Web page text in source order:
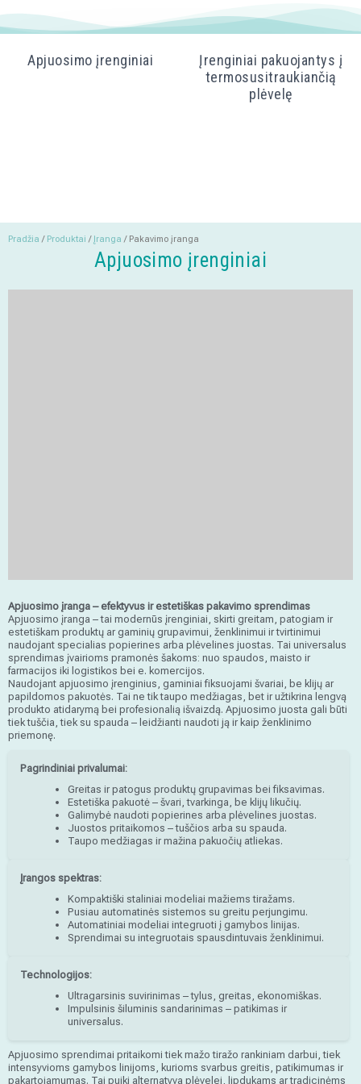
Apjuosimo įrenginiai
Įrenginiai pakuojantys į
termosusitraukiančią
plėvelę
Pradžia / Produktai / Įranga / Pakavimo įranga
Apjuosimo įrenginiai
ATS
pakavimo įranga
Siųsti užklausą
Apjuosimo įranga – efektyvus ir estetiškas pakavimo sprendimas
Apjuosimo įranga – tai modernūs įrenginiai, skirti greitam, patogiam ir
estetiškam produktų ar gaminių grupavimui, ženklinimui ir tvirtinimui
naudojant specialias popierines arba plėvelines juostas. Tai universalus
sprendimas įvairioms pramonės šakoms: nuo spaudos, maisto ir
farmacijos iki logistikos bei e. komercijos.
Naudojant apjuosimo įrenginius, gaminiai fiksuojami švariai, be klijų ar
papildomos pakuotės. Tai ne tik taupo medžiagas, bet ir užtikrina lengvą
produkto atidarymą bei profesionalią išvaizdą. Apjuosimo juosta gali būti
tiek tuščia, tiek su spauda – leidžianti naudoti ją ir kaip ženklinimo
priemonę.
Pagrindiniai privalumai:
Greitas ir patogus produktų grupavimas bei fiksavimas.
Estetiška pakuotė – švari, tvarkinga, be klijų likučių.
Galimybė naudoti popierines arba plėvelines juostas.
Juostos pritaikomos – tuščios arba su spauda.
Taupo medžiagas ir mažina pakuočių atliekas.
Įrangos spektras:
Kompaktiški staliniai modeliai mažiems tiražams.
Pusiau automatinės sistemos su greitu perjungimu.
Automatiniai modeliai integruoti į gamybos linijas.
Sprendimai su integruotais spausdintuvais ženklinimui.
Technologijos:
Ultragarsinis suvirinimas – tylus, greitas, ekonomiškas.
Impulsinis šiluminis sandarinimas – patikimas ir
universalus.
Apjuosimo sprendimai pritaikomi tiek mažo tiražo rankiniam darbui, tiek
intensyvioms gamybos linijoms, kurioms svarbus greitis, patikimumas ir
pakartojamumas. Tai puiki alternatyva plėvelei, lipdukams ar tradicinėms